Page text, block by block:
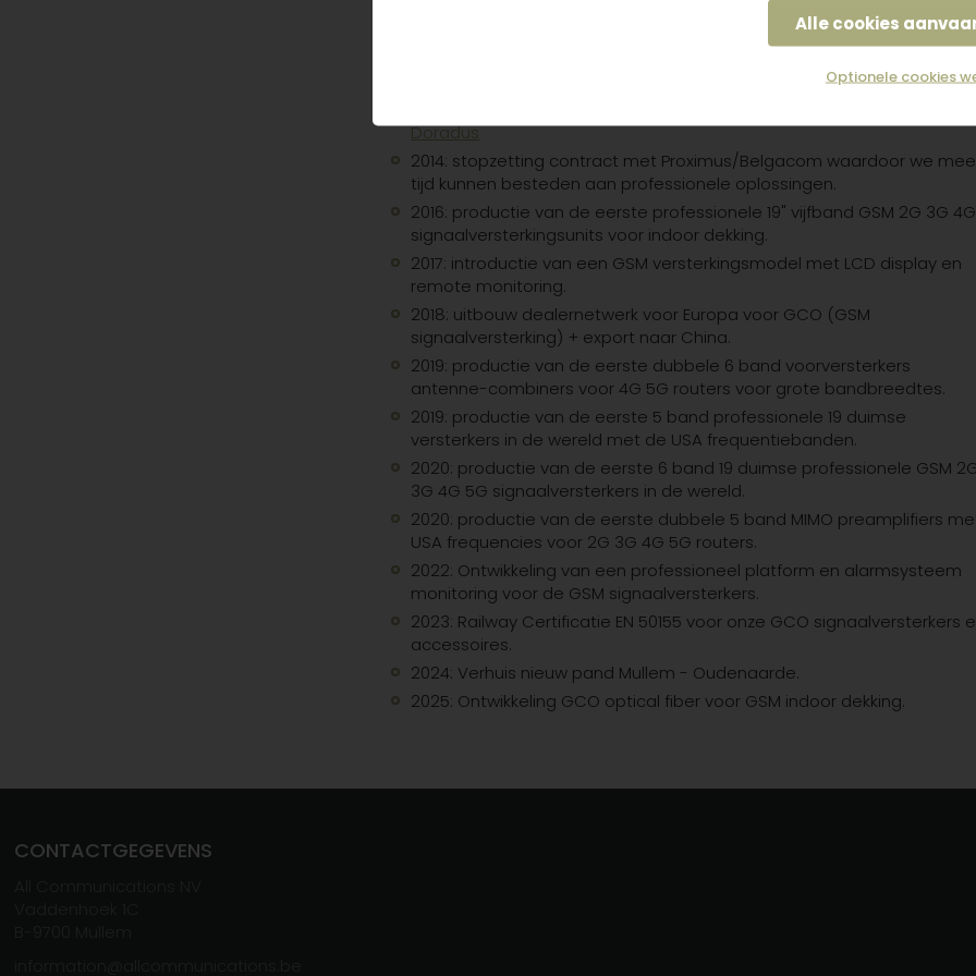
Alle cookies
Optionele cookies
voorstellen, de motivatie is dan ook navenant.
2004: aankoop van en verhuis naar een ideaal gelegen pand met
2012: productie van de eerste professionele 19" drieband GSM 2G 3G
Doradus
2014: stopzetting contract met Proximus/Belgacom waardoor we
tijd kunnen besteden aan professionele oplossingen.
2016: productie van de eerste professionele 19" vijfband GSM 2G 3G 4G
signaalversterkingsunits voor indoor dekking.
2017: introductie van een GSM versterkingsmodel met LCD display en
remote monitoring.
2018: uitbouw dealernetwerk voor Europa voor GCO (GSM
signaalversterking) + export naar China.
2019: productie van de eerste dubbele 6 band voorversterkers
antenne-combiners voor 4G 5G routers voor grote bandbreedtes.
2019: productie van de eerste 5 band professionele 19 duimse
versterkers in de wereld met de USA frequentiebanden.
2020: productie van de eerste 6 band 19 duimse professionele GSM
3G 4G 5G signaalversterkers in de wereld.
2020: productie van de eerste dubbele 5 band MIMO preamplifiers
USA frequencies voor 2G 3G 4G 5G routers.
2022: Ontwikkeling van een professioneel platform en alarmsysteem
monitoring voor de GSM signaalversterkers.
2023: Railway Certificatie EN 50155 voor onze GCO signaalversterkers
accessoires.
2024: Verhuis nieuw pand Mullem - Oudenaarde.
2025: Ontwikkeling GCO optical fiber voor GSM indoor dekking.
CONTACTGEGEVENS